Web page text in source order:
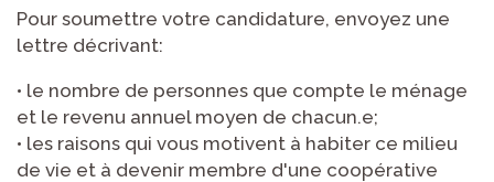
Pour soumettre votre candidature, envoyez une
lettre décrivant:
• le nombre de personnes que compte le ménage
et le revenu annuel moyen de chacun.e;
• les raisons qui vous motivent à habiter ce milieu
de vie et à devenir membre d'une coopérative